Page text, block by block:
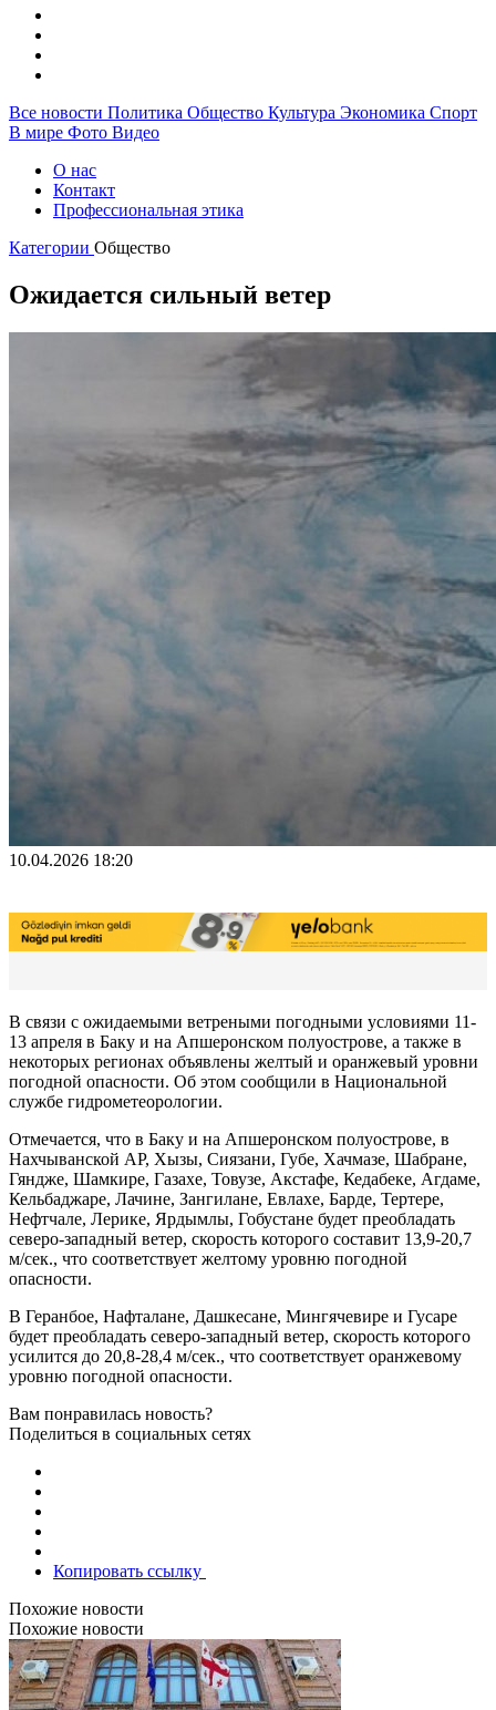
Все новости Политика Общество Культура Экономика Спорт
В мире Фото Видео
О нас
Контакт
Профессиональная этика
Категории Общество
Ожидается сильный ветер
10.04.2026 18:20
В связи с ожидаемыми ветреными погодными условиями 11-
13 апреля в Баку и на Апшеронском полуострове, а также в
некоторых регионах объявлены желтый и оранжевый уровни
погодной опасности. Об этом сообщили в Национальной
службе гидрометеорологии.
Отмечается, что в Баку и на Апшеронском полуострове, в
Нахчыванской АР, Хызы, Сиязани, Губе, Хачмазе, Шабране,
Гяндже, Шамкире, Газахе, Товузе, Акстафе, Кедабеке, Агдаме,
Кельбаджаре, Лачине, Зангилане, Евлахе, Барде, Тертере,
Нефтчале, Лерике, Ярдымлы, Гобустане будет преобладать
северо-западный ветер, скорость которого составит 13,9-20,7
м/сек., что соответствует желтому уровню погодной
опасности.
В Геранбое, Нафталане, Дашкесане, Мингячевире и Гусаре
будет преобладать северо-западный ветер, скорость которого
усилится до 20,8-28,4 м/сек., что соответствует оранжевому
уровню погодной опасности.
Вам понравилась новость?
Поделиться в социальных сетях
Копировать ссылку
Похожие новости
Похожие новости